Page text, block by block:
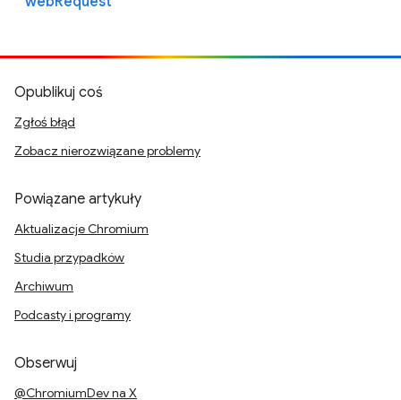
Opublikuj coś
Zgłoś błąd
Zobacz nierozwiązane problemy
Powiązane artykuły
Aktualizacje Chromium
Studia przypadków
Archiwum
Podcasty i programy
Obserwuj
@ChromiumDev na X